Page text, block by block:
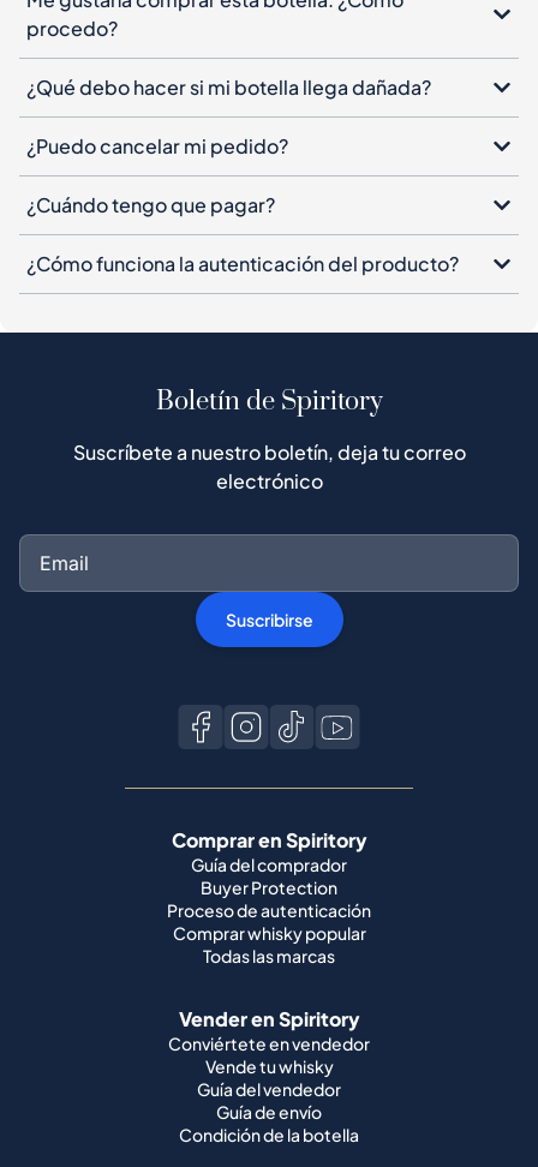
procedo?
¿Qué debo hacer si mi botella llega dañada?
¿Puedo cancelar mi pedido?
¿Cuándo tengo que pagar?
¿Cómo funciona la autenticación del producto?
Boletín de Spiritory
Suscríbete a nuestro boletín, deja tu correo
electrónico
Suscribirse
Comprar en Spiritory
Guía del comprador
Buyer Protection
Proceso de autenticación
Comprar whisky popular
Todas las marcas
Vender en Spiritory
Conviértete en vendedor
Vende tu whisky
Guía del vendedor
Guía de envío
Condición de la botella